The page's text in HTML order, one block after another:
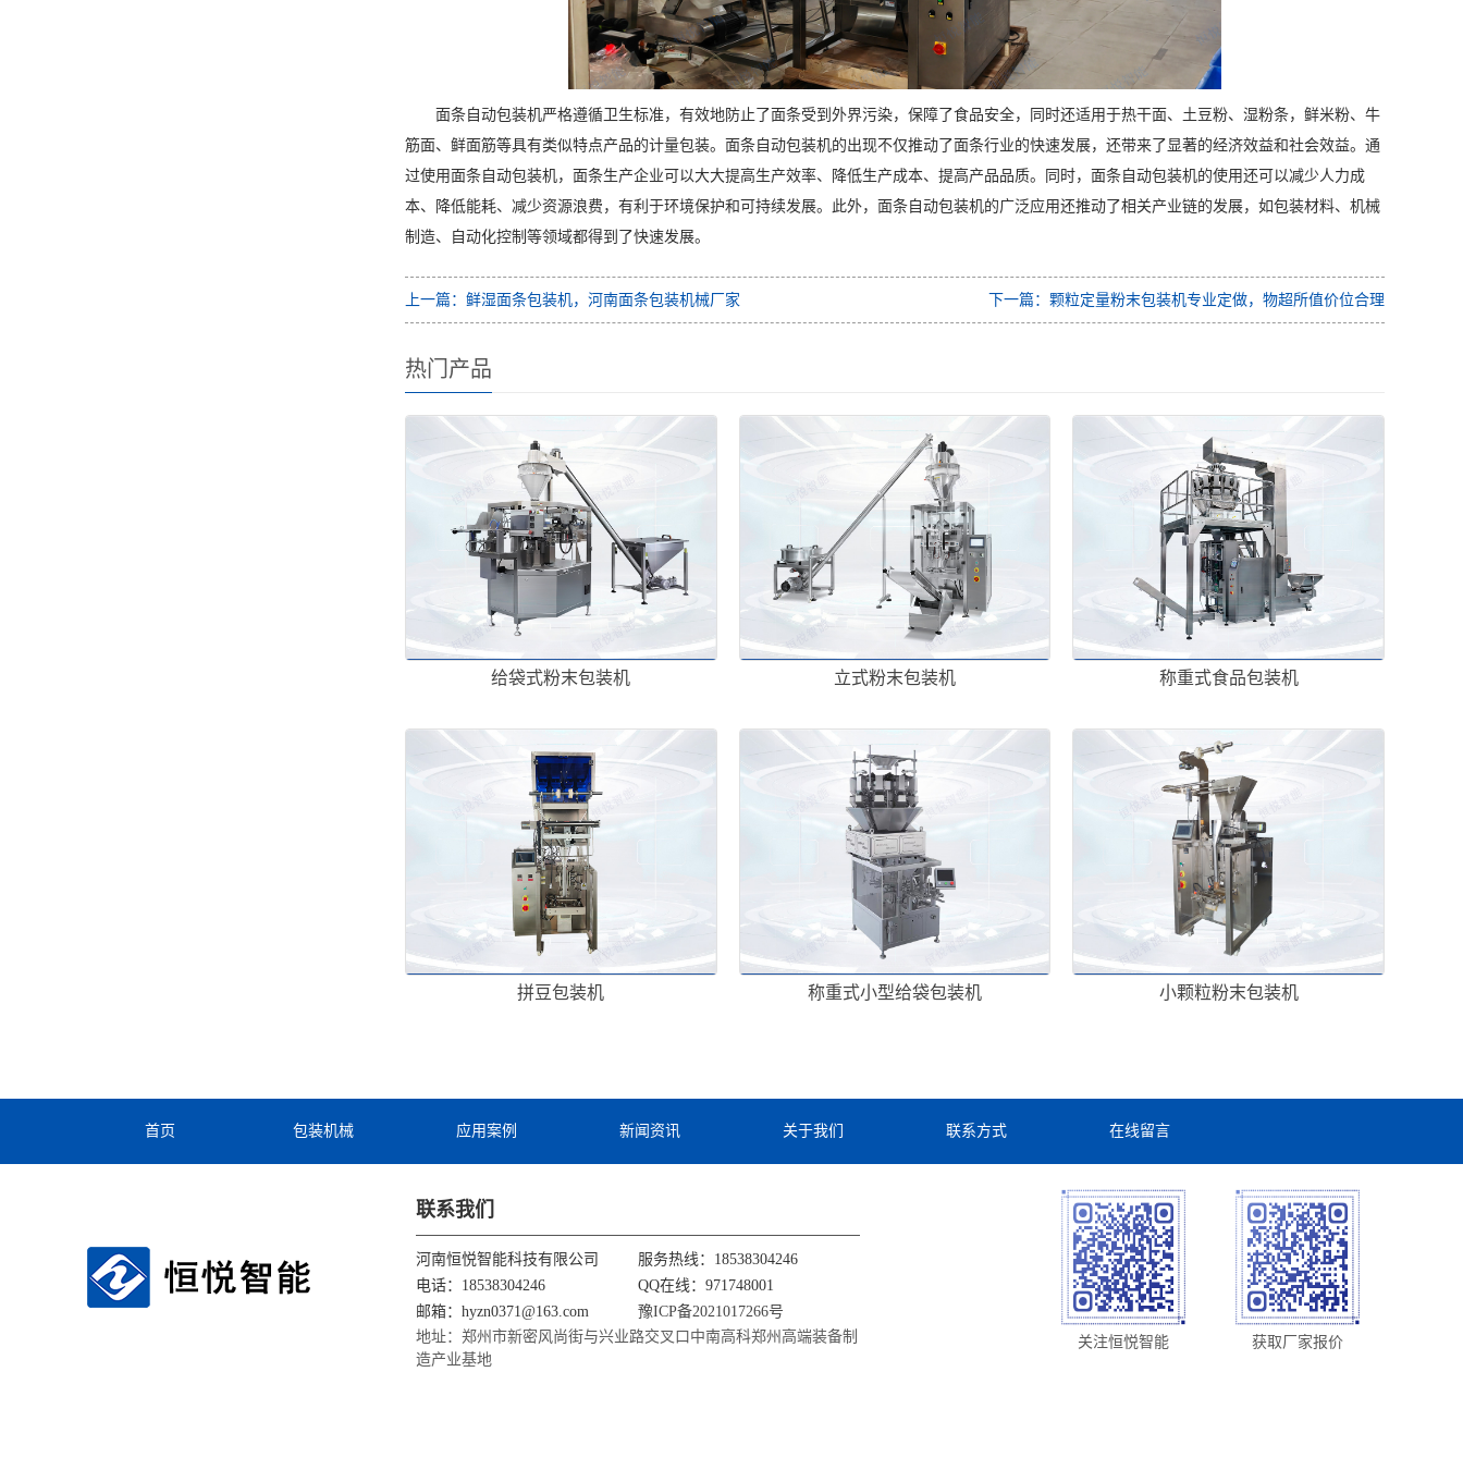
面条自动包装机严格遵循卫生标准，有效地防止了面条受到外界污染，保障了食品安全，同时还适用于热干面、土豆粉、湿粉条，鲜米粉、牛
筋面、鲜面筋等具有类似特点产品的计量包装。面条自动包装机的出现不仅推动了面条行业的快速发展，还带来了显著的经济效益和社会效益。通
过使用面条自动包装机，面条生产企业可以大大提高生产效率、降低生产成本、提高产品品质。同时，面条自动包装机的使用还可以减少人力成
本、降低能耗、减少资源浪费，有利于环境保护和可持续发展。此外，面条自动包装机的广泛应用还推动了相关产业链的发展，如包装材料、机械
制造、自动化控制等领域都得到了快速发展。
上一篇：鲜湿面条包装机，河南面条包装机械厂家 下一篇：颗粒定量粉末包装机专业定做，物超所值价位合理
热门产品
给袋式粉末包装机 立式粉末包装机 称重式食品包装机
拼豆包装机 称重式小型给袋包装机 小颗粒粉末包装机
首页 包装机械 应用案例 新闻资讯 关于我们 联系方式 在线留言
联系我们
河南恒悦智能科技有限公司
服务热线：18538304246
电话：18538304246
QQ在线：971748001
邮箱：hyzn0371@163.com
豫ICP备2021017266号
地址：郑州市新密风尚街与兴业路交叉口中南高科郑州高端装备制
造产业基地
关注恒悦智能 获取厂家报价